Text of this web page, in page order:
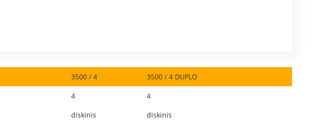
3500 / 4 3500 / 4 DUPLO
4 4
diskinis diskinis